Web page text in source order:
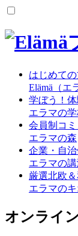
はじめて
Elämä（エ
学ぼう！体
エラマの
会員制コ
エラマの森
企業・自
エラマの
厳選北欧
エラマの
オンライ